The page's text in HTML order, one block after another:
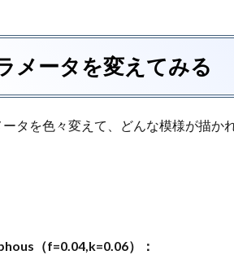
メータを変えてみる
タを色々変えて、どんな模様が描か
（f=0.04,k=0.06）：